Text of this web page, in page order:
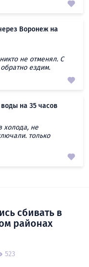
Воронеж на
не отменял. С
ездим.
на 35 часов
холода, не
только
сбивать в
районах
523